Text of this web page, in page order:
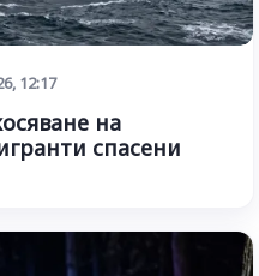
12:17
на
спасени